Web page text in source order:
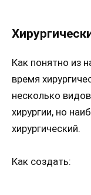
Как понятно из
время
несколько
хирургии, но
хирургический.
Как создать: